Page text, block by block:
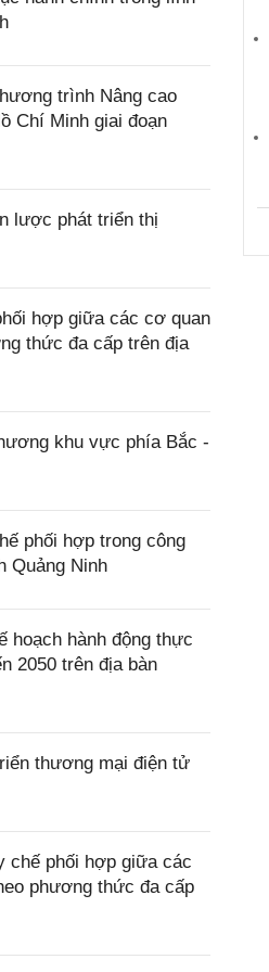
trình Nâng cao
Chí Minh giai đoạn
lược phát triển thị
hợp giữa các cơ quan
thức đa cấp trên địa
khu vực phía Bắc -
phối hợp trong công
Quảng Ninh
hoạch hành động thực
2050 trên địa bàn
thương mại điện tử
chế phối hợp giữa các
phương thức đa cấp